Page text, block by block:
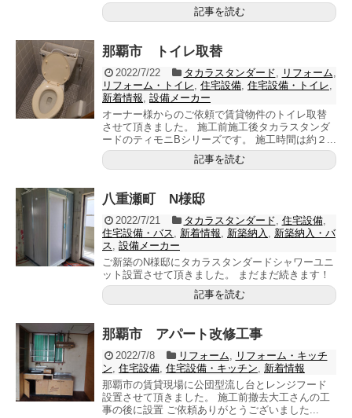
記事を読む
那覇市 トイレ取替
2022/7/22 タカラスタンダード リフォーム
リフォーム・トイレ 住宅設備 住宅設備・トイレ
新着情報 設備メーカー
オーナー様からのご依頼で賃貸物件のトイレ取替
させて頂きました。 施工前施工後タカラスタンダ
ードのティモニBシリーズです。 施工時間は約２...
記事を読む
八重瀬町 N様邸
2022/7/21 タカラスタンダード 住宅設備,
住宅設備・バス
新着情報 新築納入
新築納入・バ
ス
設備メーカー
ご新築のN様邸にタカラスタンダードシャワーユニ
ット設置させて頂きました。 まだまだ続きます！
記事を読む
那覇市 アパート改修工事
2022/7/8 リフォーム
リフォーム・キッチ
ン 住宅設備 住宅設備・キッチン
新着情報
那覇市の賃貸現場に公団型流し台とレンジフード
設置させて頂きました。 施工前撤去大工さんの工
事の後に設置 ご依頼ありがとうございました...